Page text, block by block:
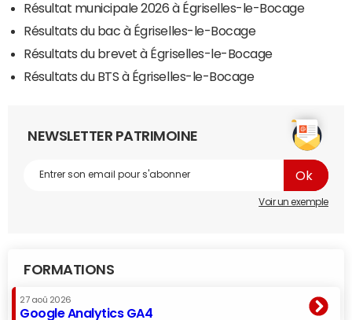
Résultat municipale 2026 à Égriselles-le-Bocage
Résultats du bac à Égriselles-le-Bocage
Résultats du brevet à Égriselles-le-Bocage
Résultats du BTS à Égriselles-le-Bocage
NEWSLETTER PATRIMOINE
Voir un exemple
FORMATIONS
27 aoû 2026
Google Analytics GA4